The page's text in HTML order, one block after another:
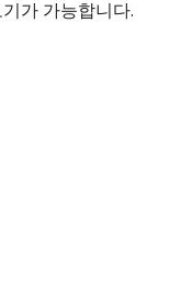
가 가능합니다.